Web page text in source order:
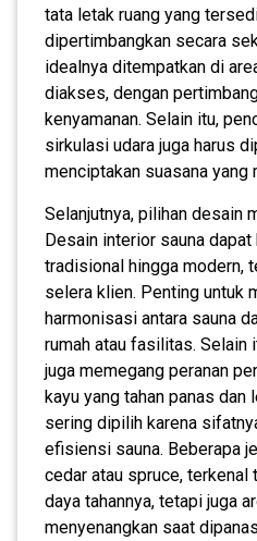
tata letak ruang yang
dipertimbangkan secara
idealnya ditempatkan di
diakses, dengan
kenyamanan. Selain itu,
sirkulasi udara juga harus
menciptakan suasana yang
Selanjutnya, pilihan desain
Desain interior sauna
tradisional hingga modern,
selera klien. Penting untuk
harmonisasi antara sauna
rumah atau fasilitas. Selain
juga memegang peranan
kayu yang tahan panas dan
sering dipilih karena
efisiensi sauna. Beberapa
cedar atau spruce, terkenal
daya tahannya, tetapi juga
menyenangkan saat